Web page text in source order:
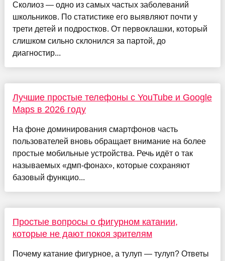
Сколиоз — одно из самых частых заболеваний
школьников. По статистике его выявляют почти у
трети детей и подростков. От первоклашки, который
слишком сильно склонился за партой, до
диагностир...
Лучшие простые телефоны с YouTube и Google
Maps в 2026 году
На фоне доминирования смартфонов часть
пользователей вновь обращает внимание на более
простые мобильные устройства. Речь идёт о так
называемых «дмп-фонах», которые сохраняют
базовый функцио...
Простые вопросы о фигурном катании,
которые не дают покоя зрителям
Почему катание фигурное, а тулуп — тулуп? Ответы